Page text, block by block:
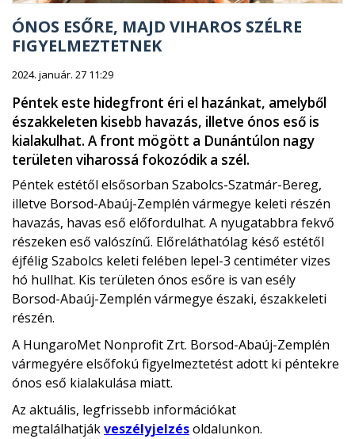
ÓNOS ESŐRE, MAJD VIHAROS SZÉLRE
FIGYELMEZTETNEK
2024. január. 27 11:29
Péntek este hidegfront éri el hazánkat, amelyből
északkeleten kisebb havazás, illetve ónos eső is
kialakulhat. A front mögött a Dunántúlon nagy
területen viharossá fokozódik a szél.
Péntek estétől elsősorban Szabolcs-Szatmár-Bereg,
illetve Borsod-Abaúj-Zemplén vármegye keleti részén
havazás, havas eső előfordulhat. A nyugatabbra fekvő
részeken eső valószínű. Előreláthatólag késő estétől
éjfélig Szabolcs keleti felében lepel-3 centiméter vizes
hó hullhat. Kis területen ónos esőre is van esély
Borsod-Abaúj-Zemplén vármegye északi, északkeleti
részén.
A HungaroMet Nonprofit Zrt. Borsod-Abaúj-Zemplén
vármegyére elsőfokú figyelmeztetést adott ki péntekre
ónos eső kialakulása miatt.
Az aktuális, legfrissebb információkat
megtalálhatjákveszélyjelzésoldalunkon.